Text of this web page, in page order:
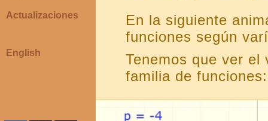
Actualizaciones
English
En la siguiente
funciones según
Tenemos que ver
familia de funciones: